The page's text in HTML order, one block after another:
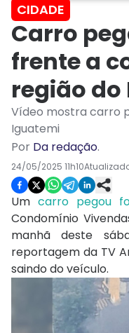
CIDADE
Carro
frente a
região
Vídeo mostra carro
Iguatemi
Por Da redação.
24/05/2025 11h10
Umcarro pegou
Condomínio
manhã deste
reportagem da TV
saindo do veículo.